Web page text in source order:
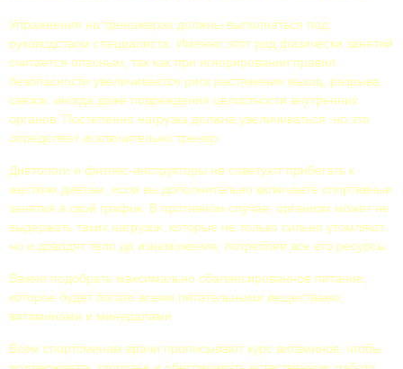
Упражнения на тренажерах должны выполняться под
руководством специалиста. Именно этот род физически занятий
считается опасным, так как при игнорировании правил
безопасности увеличивается риск растяжения мышц, разрыва
связок, иногда даже повреждения целостности внутренних
органов. Постепенно нагрузка должна увеличиваться, но это
определяет исключительно тренер.
Диетологи и фитнес-инструкторы не советуют прибегать к
жестким диетам, если вы дополнительно включаете спортивные
занятия в свой график. В противном случае, организм может не
выдержать таких нагрузок, которые не только сильно утомляют,
но и доводят тело до изнеможения, потребляя все его ресурсы
Важно подобрать максимально сбалансированное питание,
которое будет богато всеми питательными веществами,
витаминами и минералами
Всем спортсменам врачи прописывают курс витаминов, чтобы